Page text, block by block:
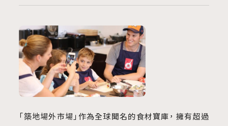
「築地場外市場」作為全球聞名的食材寶庫，擁有超過